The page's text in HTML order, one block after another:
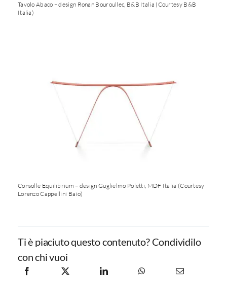
Tavolo Abaco – design Ronan Bouroullec, B&B Italia (Courtesy B&B
Italia)
Consolle Equilibrium – design Guglielmo Poletti, MDF Italia (Courtesy
Lorenzo Cappellini Baio)
Ti è piaciuto questo contenuto? Condividilo
con chi vuoi